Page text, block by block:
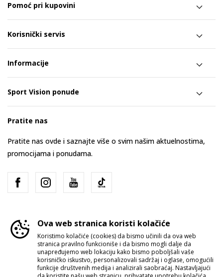
Pomoć pri kupovini
Korisnički servis
Informacije
Sport Vision ponude
Pratite nas
Pratite nas ovde i saznajte više o svim našim aktuelnostima,
promocijama i ponudama.
Srbija Promenite
Ova web stranica koristi kolačiće
Koristimo kolačiće (cookies) da bismo učinili da ova web
stranica pravilno funkcioniše i da bismo mogli dalje da
unapređujemo web lokaciju kako bismo poboljšali vaše
korisničko iskustvo, personalizovali sadržaj i oglase, omogućili
funkcije društvenih medija i analizirali saobraćaj. Nastavljajući